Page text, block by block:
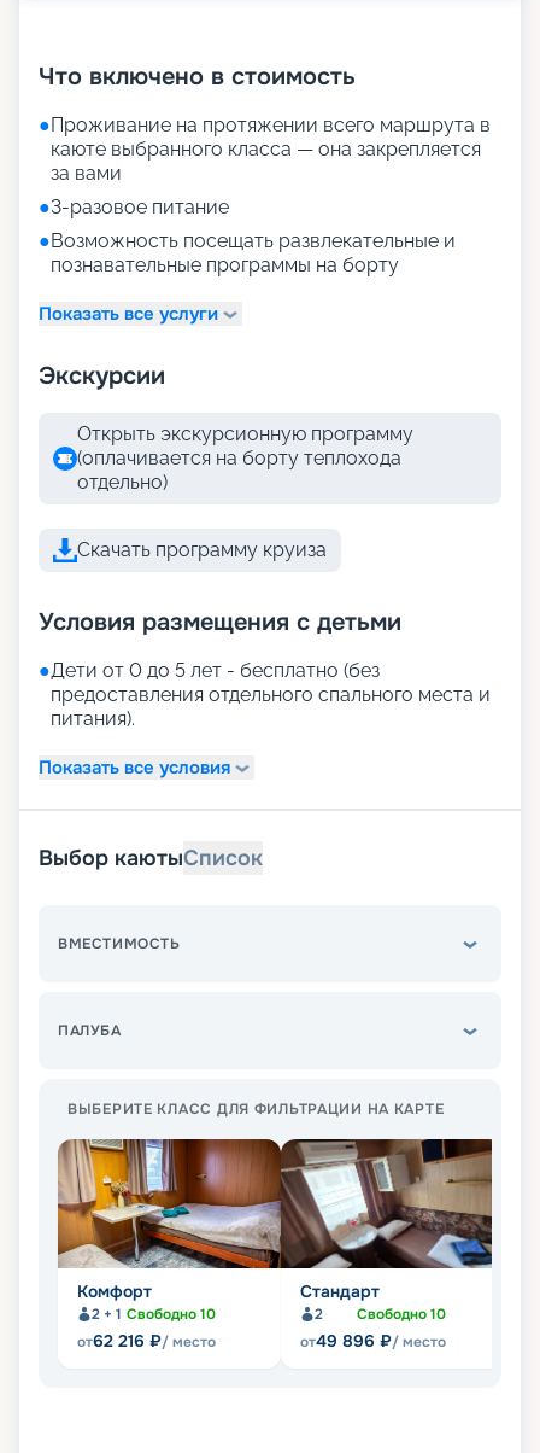
Что включено в стоимость
●Проживание на протяжении всего маршрута в
каюте выбранного класса — она закрепляется
за вами
●3-разовое питание
●Возможность посещать развлекательные и
познавательные программы на борту
Показать все услуги
Экскурсии
Открыть экскурсионную программу
(оплачивается на борту теплохода
отдельно)
Скачать программу круиза
Условия размещения с детьми
●Дети от 0 до 5 лет - бесплатно (без
предоставления отдельного спального места и
питания).
Показать все условия
Выбор каютыСписок
ВМЕСТИМОСТЬ
ПАЛУБА
ВЫБЕРИТЕ КЛАСС ДЛЯ ФИЛЬТРАЦИИ НА КАРТЕ
Комфорт
2 + 1 Свободно10
от62 216 ₽/ место
Стандарт
2 Свободно10
от49 896 ₽/ место